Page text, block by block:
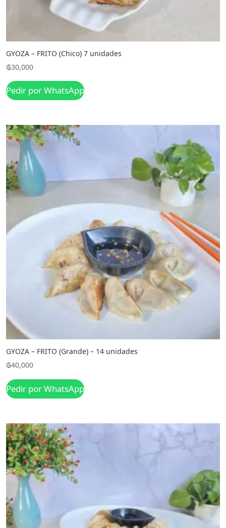
GYOZA – FRITO (Chico) 7 unidades
₲30,000
Pedir por WhatsApp
GYOZA – FRITO (Grande) – 14 unidades
₲40,000
Pedir por WhatsApp